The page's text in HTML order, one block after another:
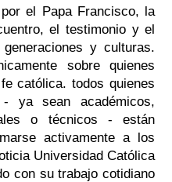
el Papa Francisco, la
el testimonio y el
y culturas.
sobre quienes
católica. todos quienes
- ya sean académicos,
o técnicos - están
activamente a los
Universidad Católica
con su trabajo cotidiano